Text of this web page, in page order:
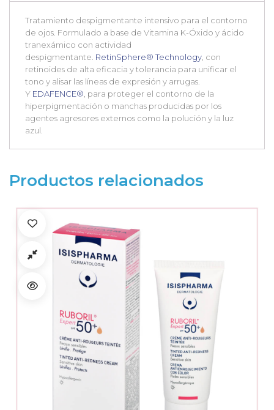
Tratamiento despigmentante intensivo para el contorno
de ojos. Formulado a base de Vitamina K-Óxido y ácido
tranexámico con actividad
despigmentante. RetinSphere® Technology , con
retinoides de alta eficacia y tolerancia para unificar el
tono y alisar las líneas de expresión y arrugas.
Y EDAFENCE® , para proteger el contorno de la
hiperpigmentación o manchas producidas por los
agentes agresores externos como la polución y la luz
azul.
Productos relacionados